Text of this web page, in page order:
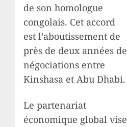
de son homologue
congolais. Cet accord
est l’aboutissement de
près de deux années de
négociations entre
Kinshasa et Abu Dhabi.
Le partenariat
économique global vise